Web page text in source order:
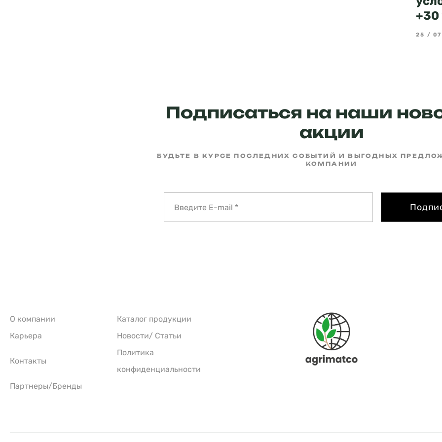
+30
25 /
Подписаться на наши
акции
БУДЬТЕ В КУРСЕ ПОСЛЕДНИХ СОБЫТИЙ И ВЫГОДНЫХ
КОМПАНИИ
О компании
Каталог продукции
Карьера
Новости/ Статьи
Контакты
Политика
конфиденциальности
Партнеры/Бренды